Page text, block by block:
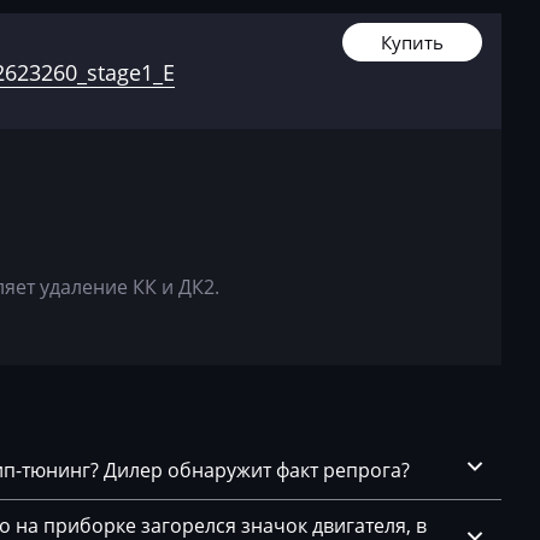
SRX 3.6 FSI V6
91
Купить
удаление КК и ДК2.
тюнинг? Дилер обнаружит факт репрога?
приборке загорелся значок двигателя, в